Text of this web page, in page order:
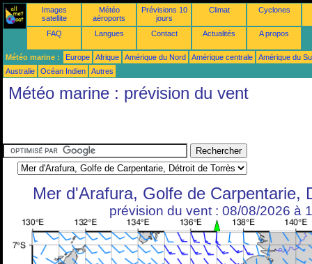
Images
satellite
Météo
aéroports
Prévisions 10
jours
Climat Cyclones
FAQ Langues Contact Actualités A propos
Météo marine : Europe Afrique Amérique du Nord Amérique centrale
Amérique du
Australie
Océan Indien Autres
Météo marine : prévision du vent
Mer d'Arafura, Golfe de Carpentarie,
prévision du vent : 08/08/2026 à